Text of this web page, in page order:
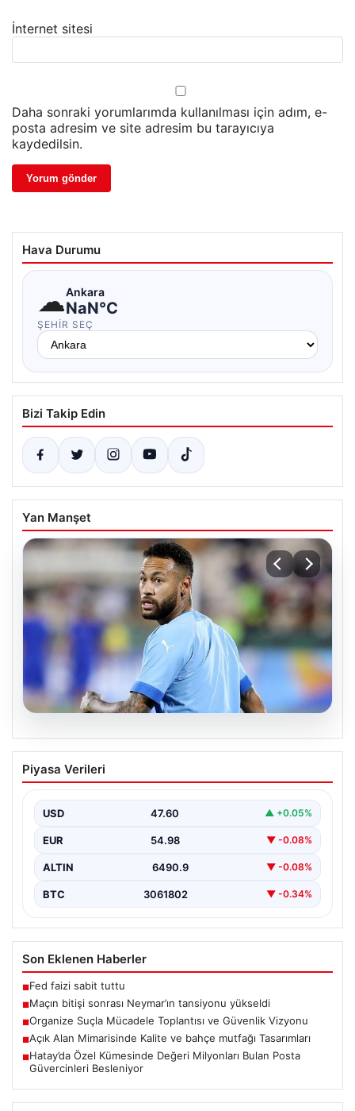
İnternet sitesi
Daha sonraki yorumlarımda kullanılması için adım, e-
posta adresim ve site adresim bu tarayıcıya
kaydedilsin.
Hava Durumu
☁Ankara
NaN°C
ŞEHIR SEÇ
Bizi Takip Edin
Yan Manşet
Maçın bitişi sonrası Neymar’ın
tansiyonu yükseldi
gergin anlar yaşandı. Tribünlerin coşkusu ve sahadaki
yüksek…
Piyasa Verileri
USD 47.60 ▲ +0.05%
EUR 54.98 ▼ -0.08%
ALTIN 6490.9 ▼ -0.08%
BTC 3061802 ▼ -0.34%
Son Eklenen Haberler
■Fed faizi sabit tuttu
■Maçın bitişi sonrası Neymar’ın tansiyonu yükseldi
■Organize Suçla Mücadele Toplantısı ve Güvenlik Vizyonu
■Açık Alan Mimarisinde Kalite ve bahçe mutfağı Tasarımları
■Hatay’da Özel Kümesinde Değeri Milyonları Bulan Posta
Güvercinleri Besleniyor